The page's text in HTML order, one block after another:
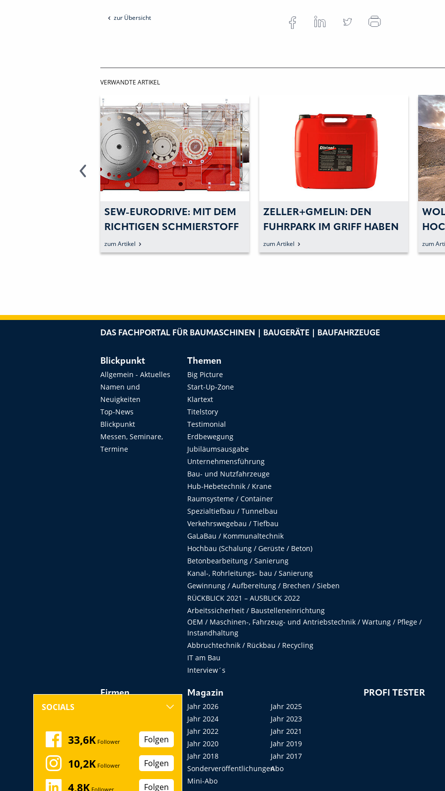
zur Übersicht
VERWANDTE ARTIKEL
SEW-EURODRIVE: MIT DEM
RICHTIGEN SCHMIERSTOFF
ZU MAXIMALER
BETRIEBSSICHERHEIT BEI
zum Artikel
ZELLER+GMELIN: DEN
FUHRPARK IM GRIFF HABEN
zum Artikel zum
DAS FACHPORTAL FÜR BAUMASCHINEN | BAUGERÄTE | BAUFAHRZEUGE
Blickpunkt
Allgemein - Aktuelles
Namen und
Neuigkeiten
Top-News
Blickpunkt
Messen, Seminare,
Termine
Themen
Big Picture
Start-Up-Zone
Klartext
Titelstory
Testimonial
Erdbewegung
Jubiläumsausgabe
Unternehmensführung
Bau- und Nutzfahrzeuge
Hub-Hebetechnik / Krane
Raumsysteme / Container
Spezialtiefbau / Tunnelbau
Verkehrswegebau / Tiefbau
GaLaBau / Kommunaltechnik
Hochbau (Schalung / Gerüste / Beton)
Betonbearbeitung / Sanierung
Kanal-, Rohrleitungs- bau / Sanierung
Gewinnung / Aufbereitung / Brechen / Sieben
RÜCKBLICK 2021 – AUSBLICK 2022
Arbeitssicherheit / Baustelleneinrichtung
OEM / Maschinen-, Fahrzeug- und Antriebstechnik / Wartung / Pflege /
Instandhaltung
Abbruchtechnik / Rückbau / Recycling
IT am Bau
Interview´s
Firmen
Messen, Seminare,
Kongresse
Startup
Magazin
Jahr 2026
Jahr 2025
Jahr 2024
Jahr 2023
Jahr 2022
Jahr 2021
Jahr 2020
Jahr 2019
Jahr 2018
Jahr 2017
SonderveröffentlichungenAbo
Mini-Abo
PROFI TESTER
SOCIALS
33,6K Follower Folgen
10,2K Follower Folgen
4,8K Follower Folgen